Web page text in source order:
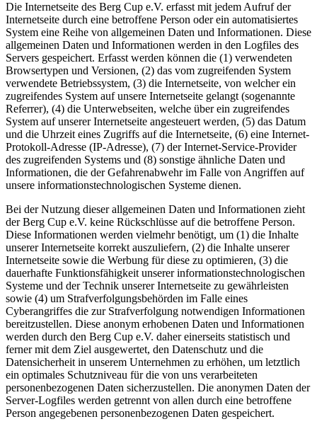
Die Internetseite des Berg Cup e.V. erfasst mit jedem Aufruf der
Internetseite durch eine betroffene Person oder ein automatisiertes
System eine Reihe von allgemeinen Daten und Informationen. Diese
allgemeinen Daten und Informationen werden in den Logfiles des
Servers gespeichert. Erfasst werden können die (1) verwendeten
Browsertypen und Versionen, (2) das vom zugreifenden System
verwendete Betriebssystem, (3) die Internetseite, von welcher ein
zugreifendes System auf unsere Internetseite gelangt (sogenannte
Referrer), (4) die Unterwebseiten, welche über ein zugreifendes
System auf unserer Internetseite angesteuert werden, (5) das Datum
und die Uhrzeit eines Zugriffs auf die Internetseite, (6) eine Internet-
Protokoll-Adresse (IP-Adresse), (7) der Internet-Service-Provider
des zugreifenden Systems und (8) sonstige ähnliche Daten und
Informationen, die der Gefahrenabwehr im Falle von Angriffen auf
unsere informationstechnologischen Systeme dienen.
Bei der Nutzung dieser allgemeinen Daten und Informationen zieht
der Berg Cup e.V. keine Rückschlüsse auf die betroffene Person.
Diese Informationen werden vielmehr benötigt, um (1) die Inhalte
unserer Internetseite korrekt auszuliefern, (2) die Inhalte unserer
Internetseite sowie die Werbung für diese zu optimieren, (3) die
dauerhafte Funktionsfähigkeit unserer informationstechnologischen
Systeme und der Technik unserer Internetseite zu gewährleisten
sowie (4) um Strafverfolgungsbehörden im Falle eines
Cyberangriffes die zur Strafverfolgung notwendigen Informationen
bereitzustellen. Diese anonym erhobenen Daten und Informationen
werden durch den Berg Cup e.V. daher einerseits statistisch und
ferner mit dem Ziel ausgewertet, den Datenschutz und die
Datensicherheit in unserem Unternehmen zu erhöhen, um letztlich
ein optimales Schutzniveau für die von uns verarbeiteten
personenbezogenen Daten sicherzustellen. Die anonymen Daten der
Server-Logfiles werden getrennt von allen durch eine betroffene
Person angegebenen personenbezogenen Daten gespeichert.